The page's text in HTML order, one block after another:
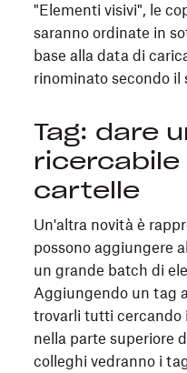
"Elementi visivi", le
saranno ordinate in
base alla data di
rinominato secondo il
Tag: dare
ricercabile
cartelle
Un'altra novità è
possono aggiungere
un grande batch di
Aggiungendo un tag
trovarli tutti cercando
nella parte superiore
colleghi vedranno i